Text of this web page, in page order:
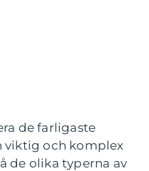
de farligaste
viktig och komplex
de olika typerna av